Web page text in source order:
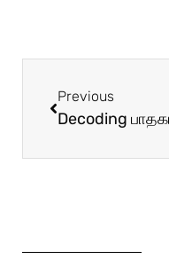
Previous